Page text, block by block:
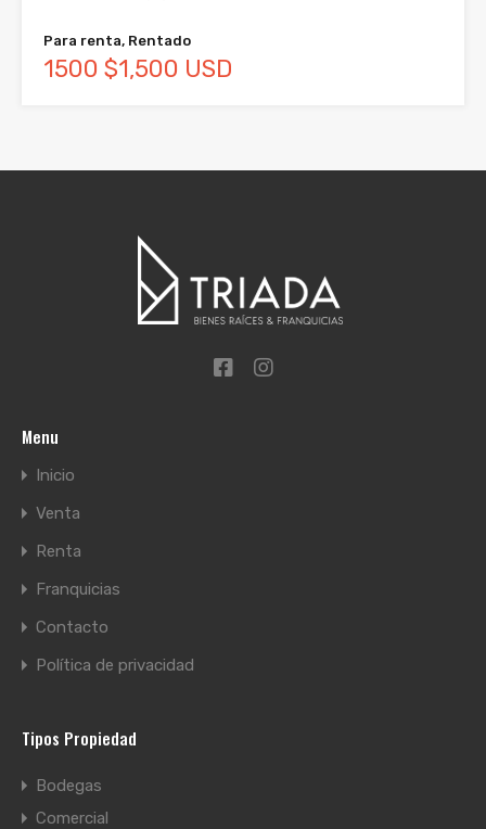
Para renta, Rentado
1500 $1,500 USD
Menu
Inicio
Venta
Renta
Franquicias
Contacto
Política de privacidad
Tipos Propiedad
Bodegas
Comercial